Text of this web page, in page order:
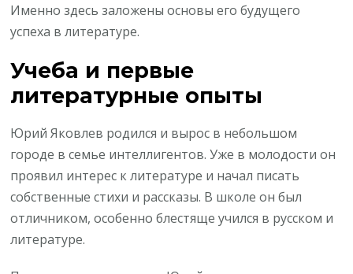
Именно здесь заложены основы его будущего
успеха в литературе.
Учеба и первые
литературные опыты
Юрий Яковлев родился и вырос в небольшом
городе в семье интеллигентов. Уже в молодости он
проявил интерес к литературе и начал писать
собственные стихи и рассказы. В школе он был
отличником, особенно блестяще учился в русском и
литературе.